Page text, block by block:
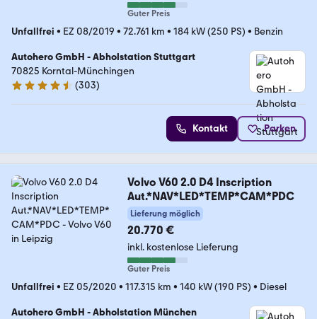
Guter Preis
Unfallfrei • EZ 08/2019 • 72.761 km • 184 kW (250 PS) • Benzin
Autohero GmbH - Abholstation Stuttgart
70825 Korntal-Münchingen
4.4 Sterne
(303)
Kontakt Parken
Volvo V60 2.0 D4 Inscription
Aut.*NAV*LED*TEMP*CAM*PDC
Lieferung möglich
20.770 €
inkl. kostenlose Lieferung
Guter Preis
Unfallfrei • EZ 05/2020 • 117.315 km • 140 kW (190 PS) • Diesel
Autohero GmbH - Abholstation München